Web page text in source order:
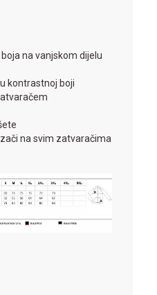
na vanjskom dijelu
kontrastnoj boji
na svim zatvaračima